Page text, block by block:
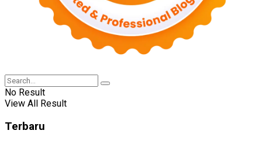
No Result
View All Result
Terbaru